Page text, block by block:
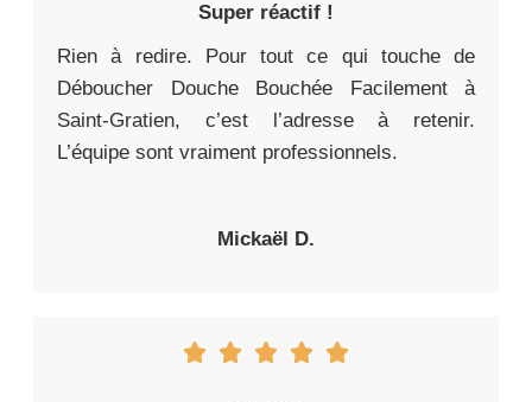
Super réactif !
Rien à redire. Pour tout ce qui touche de
Déboucher Douche Bouchée Facilement à
Saint-Gratien, c’est l’adresse à retenir.
L’équipe sont vraiment professionnels.
Mickaël D.